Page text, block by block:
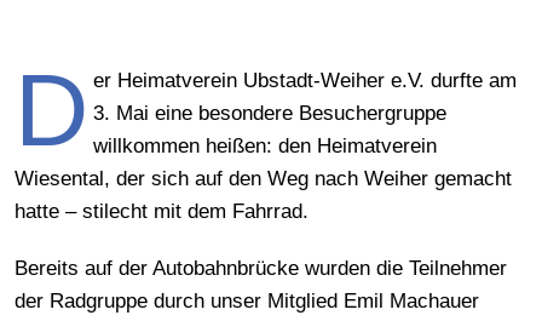
D er Heimatverein Ubstadt-Weiher e.V. durfte am
3. Mai eine besondere Besuchergruppe
willkommen heißen: den Heimatverein
Wiesental, der sich auf den Weg nach Weiher gemacht
hatte – stilecht mit dem Fahrrad.
Bereits auf der Autobahnbrücke wurden die Teilnehmer
der Radgruppe durch unser Mitglied Emil Machauer